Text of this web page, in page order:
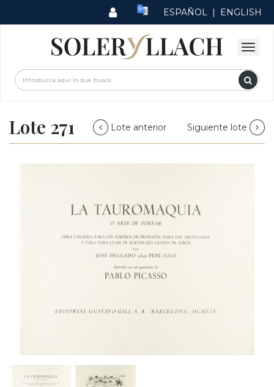
ESPAÑOL | ENGLISH
Lote 271 Lote anterior Siguiente lote